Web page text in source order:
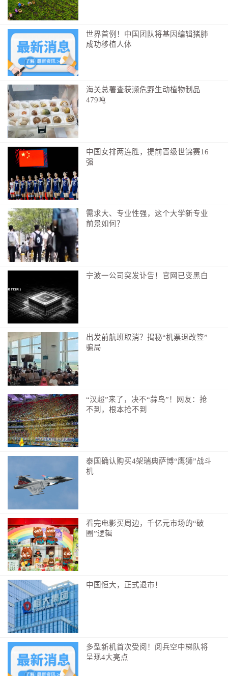
虚弱、感觉宫寒者；
注意事项
1.皮肤反应：贴敷后局部皮肤微红、有色素沉着或
轻度瘙痒均为正常反应。
2.防寒避风：贴敷当天应注意防风避寒，避免直接
吹空调、风扇，以免毛孔闭合，影响疗效。
3.饮食清淡：忌食生冷、油腻、辛辣的食物；慎食
牛肉、羊肉、桂圆、荔枝等易上火食物。
作者：史建刚
编辑：吴梦茹
世界首例！中国团队将基因编辑猪肺
成功移植人体
海关总署查获濒危野生动植物制品
479吨
中国女排两连胜，提前晋级世锦赛16
强
需求大、专业性强，这个大学新专业
前景如何？
宁波一公司突发讣告！官网已变黑白
出发前航班取消？揭秘“机票退改签”
骗局
“汉超”来了，决不“蒜鸟”！网友：抢
不到，根本抢不到
泰国确认购买4架瑞典萨博“鹰狮”战斗
机
看完电影买周边，千亿元市场的“破
圈”逻辑
中国恒大，正式退市！
多型新机首次受阅！阅兵空中梯队将
呈现4大亮点